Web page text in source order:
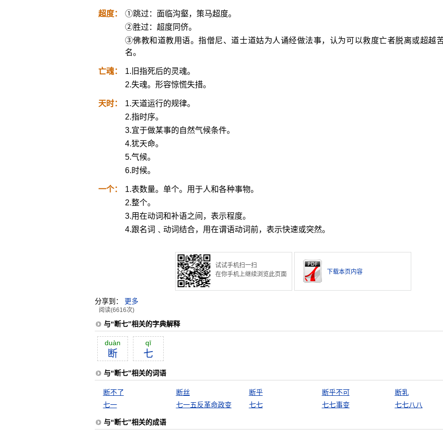
超度：
①跳过：面临沟壑，策马超度。
②胜过：超度同侪。
③佛教和道教用语。指僧尼、道士道姑为人诵经做法事，认为可以救度亡者脱离或超越
名。
亡魂：
1.旧指死后的灵魂。
2.失魂。形容惊慌失措。
天时：
1.天道运行的规律。
2.指时序。
3.宜于做某事的自然气候条件。
4.犹天命。
5.气候。
6.时候。
一个：
1.表数量。单个。用于人和各种事物。
2.整个。
3.用在动词和补语之间，表示程度。
4.跟名词﹑动词结合，用在谓语动词前，表示快速或突然。
试试手机扫一扫
在你手机上继续浏览此页面
下载本页内容
分享到： 更多
阅读(6616次)
与“断七”相关的字典解释
duàn
断
qī
七
与“断七”相关的词语
断不了 断丝 断乎 断乎不可
断乳
七一
七一五反革命政变 七七 七七事变 七七八八
与“断七”相关的成语